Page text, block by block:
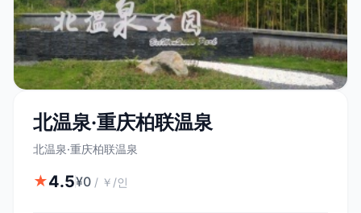
北温泉·重庆柏联温泉
北温泉·重庆柏联温泉
★4.5¥0 / ￥/인